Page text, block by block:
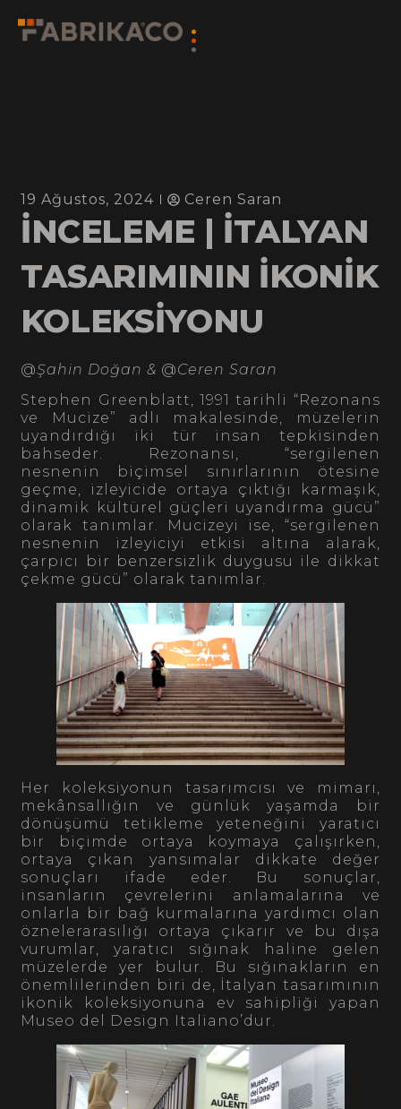
19 Ağustos, 2024 Ceren Saran
İNCELEME | İTALYAN
TASARIMININ İKONİK
KOLEKSİYONU
@Şahin Doğan & @Ceren Saran
Stephen Greenblatt, 1991 tarihli “Rezonans
ve Mucize” adlı makalesinde, müzelerin
uyandırdığı iki tür insan tepkisinden
bahseder. Rezonansı, “sergilenen
nesnenin biçimsel sınırlarının ötesine
geçme, izleyicide ortaya çıktığı karmaşık,
dinamik kültürel güçleri uyandırma gücü”
olarak tanımlar. Mucizeyi ise, “sergilenen
nesnenin izleyiciyi etkisi altına alarak,
çarpıcı bir benzersizlik duygusu ile dikkat
çekme gücü” olarak tanımlar.
Her koleksiyonun tasarımcısı ve mimarı,
mekânsallığın ve günlük yaşamda bir
dönüşümü tetikleme yeteneğini yaratıcı
bir biçimde ortaya koymaya çalışırken,
ortaya çıkan yansımalar dikkate değer
sonuçları ifade eder. Bu sonuçlar,
insanların çevrelerini anlamalarına ve
onlarla bir bağ kurmalarına yardımcı olan
öznelerarasılığı ortaya çıkarır ve bu dışa
vurumlar, yaratıcı sığınak haline gelen
müzelerde yer bulur. Bu sığınakların en
önemlilerinden biri de, İtalyan tasarımının
ikonik koleksiyonuna ev sahipliği yapan
Museo del Design Italiano’dur.